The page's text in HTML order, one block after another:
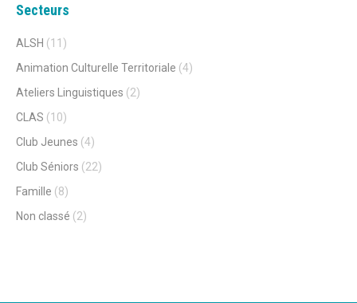
Secteurs
ALSH (11)
Animation Culturelle Territoriale (4)
Ateliers Linguistiques (2)
CLAS (10)
Club Jeunes (4)
Club Séniors (22)
Famille (8)
Non classé (2)